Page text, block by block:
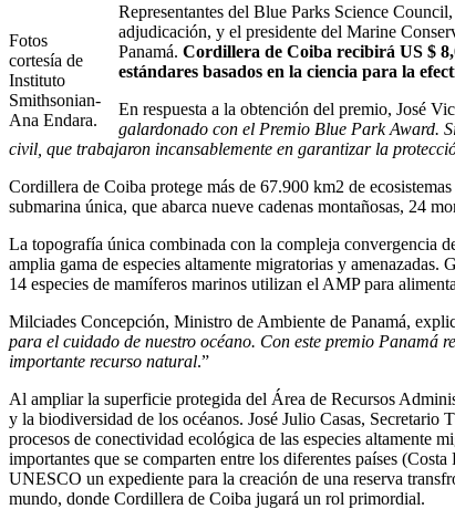
Fotos
cortesía de
Instituto
Smithsonian-
Ana Endara.
Representantes del Blue Parks Science
adjudicación, y el presidente del Marine
Panamá. Cordillera de Coiba recibirá US $
estándares basados en la ciencia para la
En respuesta a la obtención del premio, José
galardonado con el Premio Blue Park Award.
civil, que trabajaron incansablemente en garantizar la
Cordillera de Coiba protege más de 67.900 km2 de
submarina única, que abarca nueve cadenas montañosas, 24
La topografía única combinada con la compleja convergencia
amplia gama de especies altamente migratorias y
14 especies de mamíferos marinos utilizan el AMP para
Milciades Concepción, Ministro de Ambiente de Panamá,
para el cuidado de nuestro océano. Con este premio Panamá
importante recurso natural.”
Al ampliar la superficie protegida del Área de Recursos
y la biodiversidad de los océanos. José Julio Casas,
procesos de conectividad ecológica de las especies altamente
importantes que se comparten entre los diferentes países
UNESCO un expediente para la creación de una reserva
mundo, donde Cordillera de Coiba jugará un rol primordial.